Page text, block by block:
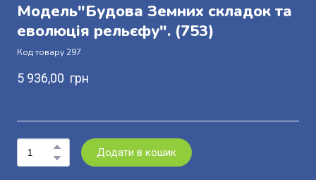
Модель"Будова Земних складок та
еволюція рельєфу". (753)
Код товару 297
5 936,00  грн
Додати в кошик